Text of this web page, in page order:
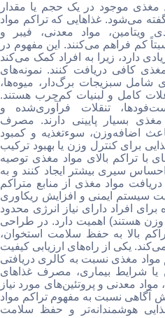
مغذی موجود در یک حجم یا مقدار
می‌شود. غذاهایی که تراکم مواد
ویتامین، مواد معدنی، فیبر و
کم فراهم می‌کنند. این مفهوم در
دارد، زیرا به افراد کمک می‌کند
کافی دریافت کنند. نمونه‌های
شامل سبزیجات برگ‌دار، میوه‌ها،
غلات کامل و لبنیات کم‌چرب هستند.
تنقلات فرآوری‌شده و
بسیار پایینی دارند. مصرف
اضافه‌وزن، سوءتغذیه و کمبود
برای کنترل وزن یا بهبود ترکیب
با تراکم بالای مواد مغذی توصیه
سیری بیشتر ایجاد کنند و به
مواد مغذی از منابع متراکم
سیستم ایمنی و افزایش ریکاوری
افراد دارای نیاز انرژی محدود
هستند) اهمیت دارد. در طراحی
بالا به حفظ سلامت استخوان،
یکی از راه‌های ارزیابی کیفیت
مواد مغذی نسبت به کالری دریافتی
یا شرایط بیماری، مصرف غذاهای
معدنی و پروتئین‌های مورد نیاز
آگاهی نسبت به مفهوم تراکم مواد
هوشمندانه‌تر و حفظ سلامت